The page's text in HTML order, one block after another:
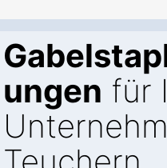
ungen für